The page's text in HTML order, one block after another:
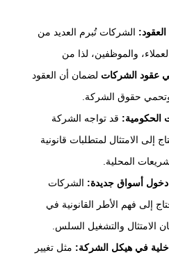
الشركات تُبرم العديد من
والموظفين، لذا من
عقود الشركات لضمان أن العقود
وتحمي حقوق الشركة.
الحكومية: قد تواجه الشركة
إلى الامتثال لمتطلبات قانونية
المحلية.
دخول أسواق جديدة: الشركات
إلى فهم الأطر القانونية في
الامتثال والتشغيل السلس.
في هيكل الشركة: مثل تغيير